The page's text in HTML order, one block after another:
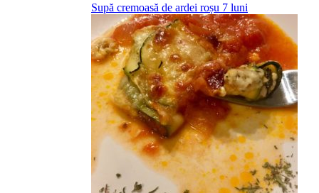
Supă cremoasă de ardei roșu 7 luni